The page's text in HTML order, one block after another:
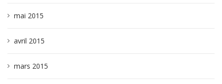
mai 2015
avril 2015
mars 2015